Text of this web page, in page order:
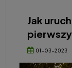
Jak
01-03-2023